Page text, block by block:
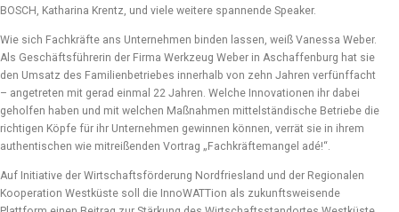
BOSCH, Katharina Krentz, und viele weitere spannende Speaker.
Wie sich Fachkräfte ans Unternehmen binden lassen, weiß Vanessa Weber.
Als Geschäftsführerin der Firma Werkzeug Weber in Aschaffenburg hat sie
den Umsatz des Familienbetriebes innerhalb von zehn Jahren verfünffacht
– angetreten mit gerad einmal 22 Jahren. Welche Innovationen ihr dabei
geholfen haben und mit welchen Maßnahmen mittelständische Betriebe die
richtigen Köpfe für ihr Unternehmen gewinnen können, verrät sie in ihrem
authentischen wie mitreißenden Vortrag „Fachkräftemangel adé!“.
Auf Initiative der Wirtschaftsförderung Nordfriesland und der Regionalen
Kooperation Westküste soll die InnoWATTion als zukunftsweisende